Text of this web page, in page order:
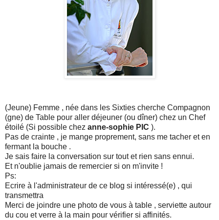
(Jeune) Femme , née dans les Sixties cherche Compagnon
(gne) de Table pour aller déjeuner (ou dîner) chez un Chef
étoilé (Si possible chez anne-sophie PIC ).
Pas de crainte , je mange proprement, sans me tacher et en
fermant la bouche .
Je sais faire la conversation sur tout et rien sans ennui.
Et n'oublie jamais de remercier si on m'invite !
Ps:
Ecrire à l'administrateur de ce blog si intéressé(e) , qui
transmettra
Merci de joindre une photo de vous à table , serviette autour
du cou et verre à la main pour vérifier si affinités.